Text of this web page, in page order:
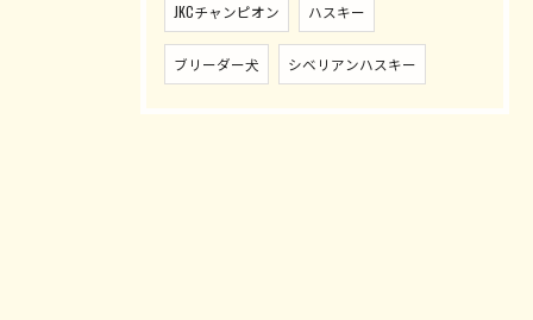
JKCチャンピオン ハスキー
ブリーダー犬 シベリアンハスキー